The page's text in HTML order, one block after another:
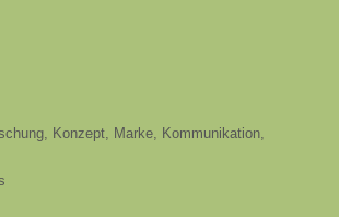
Konzept, Marke, Kommunikation,